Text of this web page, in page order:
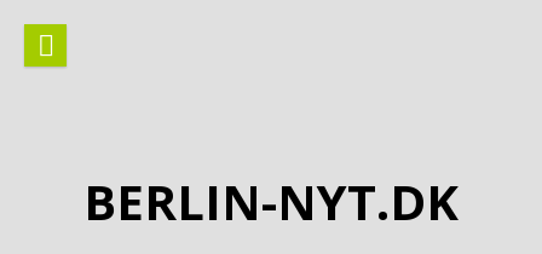
indhold
BERLIN-NYT.DK